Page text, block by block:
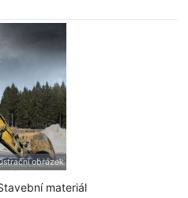
materiál
obrázek